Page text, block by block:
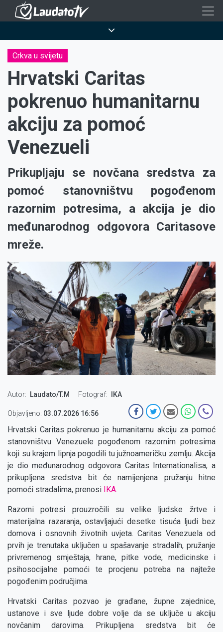
Skoči
sadržaj
Crkva u svijetu
Hrvatski Caritas
pokrenuo humanitarnu
akciju za pomoć
Venezueli
Prikupljaju se novčana sredstva za
pomoć stanovništvu pogođenom
razornim potresima, a akcija je dio
međunarodnog odgovora Caritasove
mreže.
Autor Laudato/T.M Fotograf IKA
Objavljeno: 03.07.2026 16:56
Hrvatski Caritas pokrenuo je humanitarnu akciju za pomoć
stanovništvu Venezuele pogođenom razornim potresima
koji su krajem lipnja pogodili tu južnoameričku zemlju. Akcija
je dio međunarodnog odgovora Caritas Internationalisa, a
prikupljena sredstva bit će namijenjena pružanju hitne
pomoći stradalima, prenosi
IKA.
Razorni potresi prouzročili su velike ljudske žrtve i
materijalna razaranja, ostavljajući desetke tisuća ljudi bez
domova i osnovnih životnih uvjeta. Caritas Venezuela od
prvih je trenutaka uključen u spašavanje stradalih, pružanje
privremenog smještaja, hrane, pitke vode, medicinske i
psihosocijalne pomoći te procjenu potreba na najteže
pogođenim područjima.
Hrvatski Caritas pozvao je građane, župne zajednice,
ustanove i sve ljude dobre volje da se uključe u akciju
novčanim darovima. Prikupljena sredstva bit će